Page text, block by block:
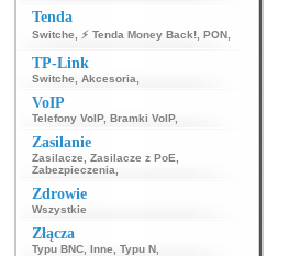
Tenda
Switche ⚡ Tenda Money Back! PON
TP-Link
Switche Akcesoria
VoIP
Telefony VoIP, Bramki VoIP,
Zasilanie
Zasilacze Zasilacze z PoE
Zabezpieczenia
Zdrowie
Wszystkie
Złącza
Typu BNC Inne Typu N